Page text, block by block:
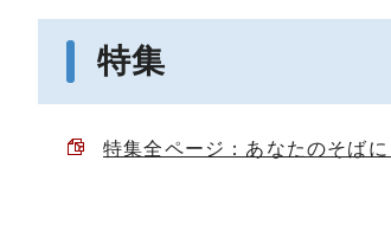
特集
特集全ページ：あなたのそば